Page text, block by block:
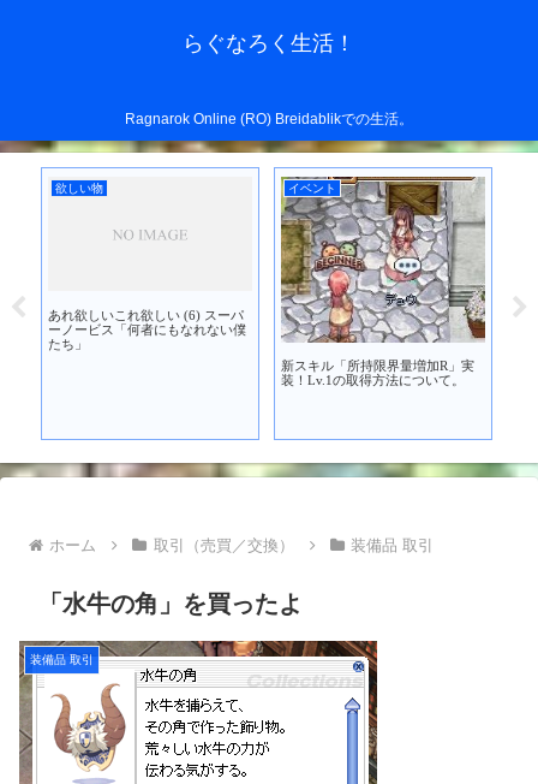
らぐなろく生活！
Ragnarok Online (RO) Breidablikでの生活。
欲しい物
あれ欲しいこれ欲しい (6) スーパ
ーノービス「何者にもなれない僕
たち」
イベント
新スキル「所持限界量増加R」実
装！Lv.1の取得方法について。
+9
ホーム 取引（売買／交換） 装備品 取引
「水牛の角」を買ったよ
装備品 取引